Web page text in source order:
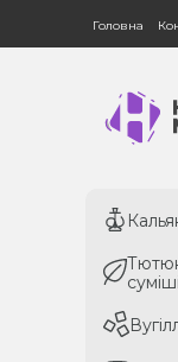
Головна
суміші
суміші